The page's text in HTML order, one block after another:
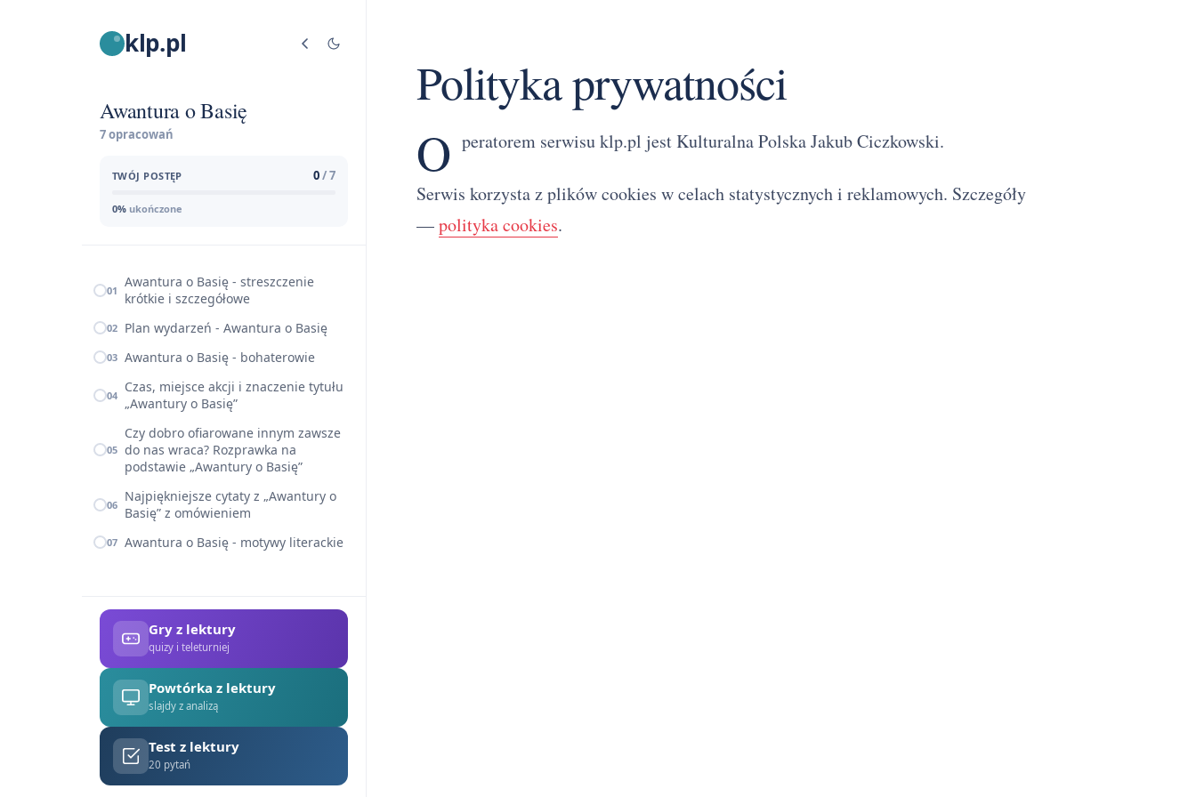
klp.pl
Awantura o Basię
7 opracowań
TWÓJ POSTĘP 0/ 7
0% ukończone
01 Awantura o Basię - streszczenie
krótkie i szczegółowe
02 Plan wydarzeń - Awantura o Basię
03 Awantura o Basię - bohaterowie
04 Czas, miejsce akcji i znaczenie tytułu
„Awantury o Basię”
05
Czy dobro ofiarowane innym zawsze
do nas wraca? Rozprawka na
podstawie „Awantury o Basię”
06 Najpiękniejsze cytaty z „Awantury o
Basię” z omówieniem
07 Awantura o Basię - motywy literackie
Gry z lektury
quizy i teleturniej
Powtórka z lektury
slajdy z analizą
Test z lektury
20 pytań
Polityka prywatności
O peratorem serwisu klp.pl jest Kulturalna Polska Jakub Ciczkowski.
Serwis korzysta z plików cookies w celach statystycznych i reklamowych. Szczegóły
—polityka cookies.